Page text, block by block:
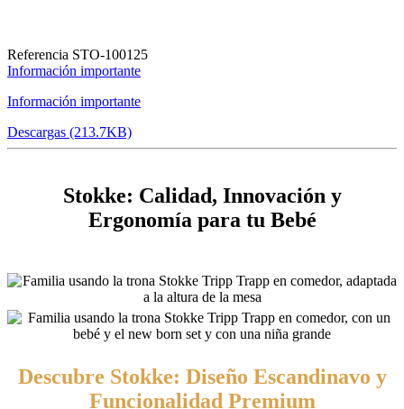
Referencia STO-100125
Información importante
Información importante
Descargas (213.7KB)
Stokke: Calidad, Innovación y
Ergonomía para tu Bebé
Descubre Stokke: Diseño Escandinavo y
Funcionalidad Premium